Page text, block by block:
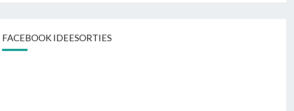
FACEBOOK IDEESORTIES